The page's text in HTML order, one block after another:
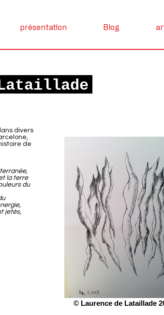
présentation Blog
divers
de
la terre
du
jetés,
© Laurence de Lataillade